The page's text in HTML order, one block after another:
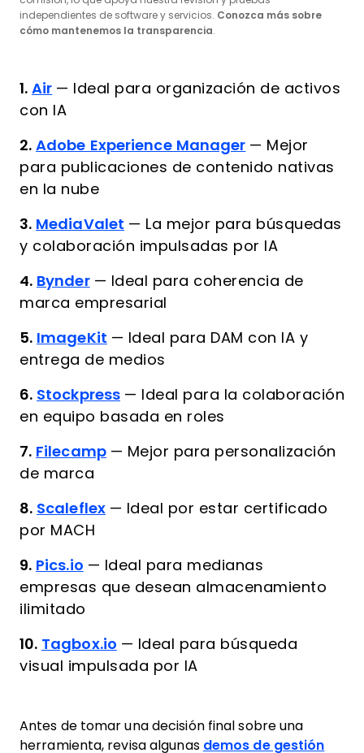
independientes de software y servicios. Conozca más sobre
cómo mantenemos la transparencia.
1. Air —
Ideal para organización de activos
con IA
2. Adobe Experience Manager — Mejor
para publicaciones de contenido nativas
en la nube
3. MediaValet — La mejor para búsquedas
y colaboración impulsadas por IA
4. Bynder — Ideal para coherencia de
marca empresarial
5. ImageKit — Ideal para DAM con IA y
entrega de medios
6. Stockpress —
Ideal para la colaboración
en equipo basada en roles
7. Filecamp — Mejor para personalización
de marca
8. Scaleflex — Ideal por estar certificado
por MACH
9. Pics.io — Ideal para medianas
empresas que desean almacenamiento
ilimitado
10. Tagbox.io — Ideal para búsqueda
visual impulsada por IA
Antes de tomar una decisión final sobre una
herramienta, revisa algunas demos de gestión